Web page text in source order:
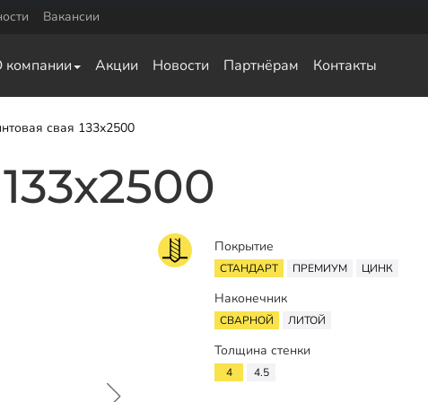
Вакансии
компании Акции Новости Партнёрам Контакты
свай
Оголовки для винтовых свай
свая 133х2500
Покрытие
СТАНДАРТ ПРЕМИУМ ЦИНК
Наконечник
СВАРНОЙ ЛИТОЙ
Толщина стенки
4 4.5